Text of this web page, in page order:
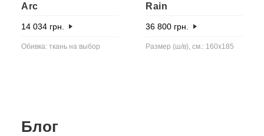
Arc
14 034 грн.
Обивка: ткань на выбор
Rain
36 800 грн.
Размер (ш/в), см.: 160x185
Блог